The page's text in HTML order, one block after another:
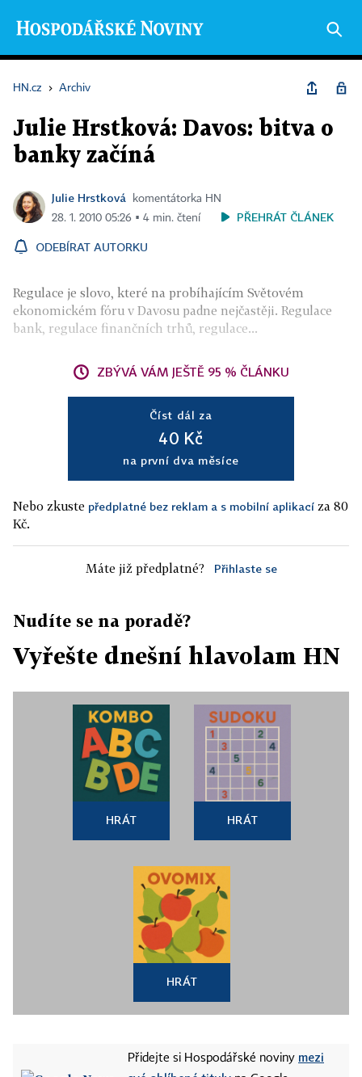
HN.cz › Archiv
Julie Hrstková: Davos: bitva o
banky začíná
Julie Hrstková
komentátorka HN
28. 1. 2010 05:26 ▪ 4 min. čtení
PŘEHRÁT ČLÁNEK
ODEBÍRAT AUTORKU
Regulace je slovo, které na probíhajícím Světovém
ekonomickém fóru v Davosu padne nejčastěji. Regulace
bank, regulace finančních trhů, regulace...
ZBÝVÁ VÁM JEŠTĚ 95 % ČLÁNKU
Číst dál za
40 Kč
na první dva měsíce
Nebo zkuste předplatné bez reklam a s mobilní aplikací za 80
Kč.
Máte již předplatné? Přihlaste se
Nudíte se na poradě?
Vyřešte dnešní hlavolam HN
HRÁT HRÁT
HRÁT
Přidejte si Hospodářské noviny mezi